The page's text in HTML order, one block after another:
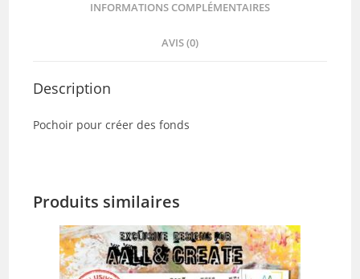
INFORMATIONS COMPLÉMENTAIRES
AVIS (0)
Description
Pochoir pour créer des fonds
Produits similaires